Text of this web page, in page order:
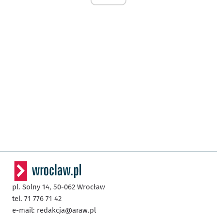
pl. Solny 14, 50-062 Wrocław
tel. 71 776 71 42
e-mail: redakcja@araw.pl